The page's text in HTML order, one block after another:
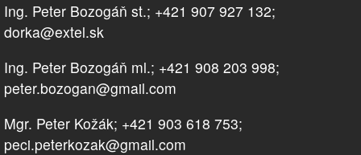
Ing. Peter Bozogáň st.; +421 907 927 132;
dorka@extel.sk
Ing. Peter Bozogáň ml.; +421 908 203 998;
peter.bozogan@gmail.com
Mgr. Peter Kožák; +421 903 618 753;
peci.peterkozak@gmail.com